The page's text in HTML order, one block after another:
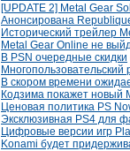
[UPDATE 2] Metal Gear
Анонсирована
Исторический трейлер
Metal Gear Online не
В PSN очередные скидки
В скором времени
Кодзима покажет новый
Ценовая политика PS
Эксклюзивная PS4 для
Цифровые версии игр
Konami будет